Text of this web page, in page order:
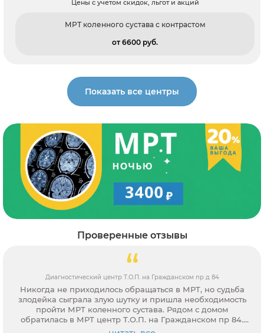
Цены с учетом скидок, льгот и акций
МРТ коленного сустава с контрастом
от 6600 pуб.
Показать все центры
Проверенные отзывы
Диагностический центр Т.О.П. на Гражданском пр д 84
Никогда не приходилось обращаться в МРТ, но судьба
злодейка сыграла злую шутку и пришла необходимость
пройти МРТ коленного сустава. Рядом с домом
обратилась в МРТ центр Т.О.П. на Гражданском пр 84.
Конечно, не могла подумать, что частная клиника